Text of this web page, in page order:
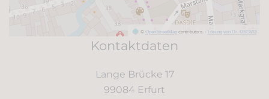
© OpenStreetMapcontributors. · Lösung von Dr. DSGVO
Kontaktdaten
Lange Brücke 17
99084 Erfurt